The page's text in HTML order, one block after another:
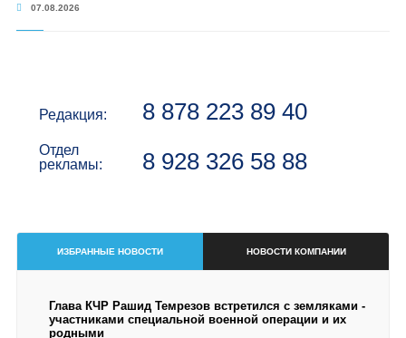
07.08.2026
Редакция: 8 878 223 89 40
Отдел
рекламы:
8 928 326 58 88
ИЗБРАННЫЕ НОВОСТИ НОВОСТИ КОМПАНИИ
Глава КЧР Рашид Темрезов встретился с земляками -
участниками специальной военной операции и их
родными